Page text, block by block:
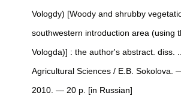
Vologdy) [Woody and shrubby
southwestern introduction area (using
Vologda)] : the author's abstract. diss.
Agricultural Sciences / E.B. Sokolova.
2010. — 20 p. [in Russian]